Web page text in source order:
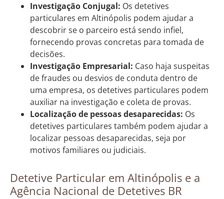
Investigação Conjugal: Os detetives
particulares em Altinópolis podem ajudar a
descobrir se o parceiro está sendo infiel,
fornecendo provas concretas para tomada de
decisões.
Investigação Empresarial: Caso haja suspeitas
de fraudes ou desvios de conduta dentro de
uma empresa, os detetives particulares podem
auxiliar na investigação e coleta de provas.
Localização de pessoas desaparecidas: Os
detetives particulares também podem ajudar a
localizar pessoas desaparecidas, seja por
motivos familiares ou judiciais.
Detetive Particular em Altinópolis e a
Agência Nacional de Detetives BR